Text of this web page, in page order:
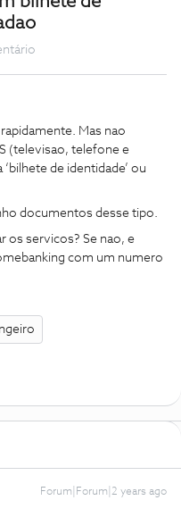
Mas nao
(televisao, telefone e
de identidade’ ou
documentos desse tipo.
os servicos? Se nao, e
com um numero
Forum|Forum|2 years ago